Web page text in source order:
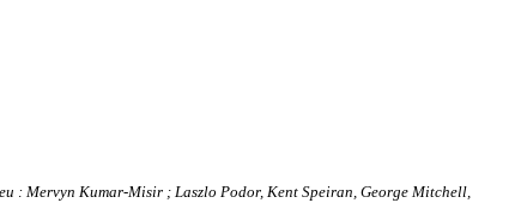
: Mervyn Kumar-Misir ; Laszlo Podor, Kent Speiran, George Mitchell,